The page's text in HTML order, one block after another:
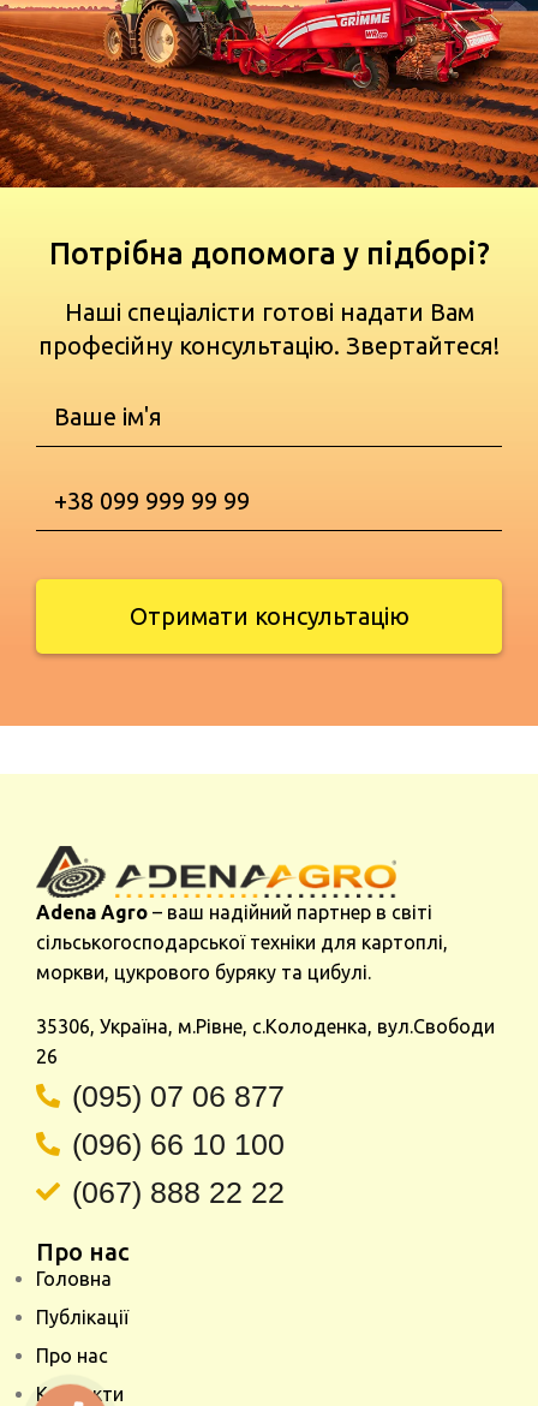
Потрібна допомога у підборі?
Наші спеціалісти готові надати Вам
професійну консультацію. Звертайтеся!
Отримати консультацію
Adena Agro – ваш надійний партнер в світі
сільськогосподарської техніки для картоплі,
моркви, цукрового буряку та цибулі.
35306, Україна, м.Рівне, с.Колоденка, вул.Свободи
26
(095) 07 06 877
(096) 66 10 100
(067) 888 22 22
Про нас
Головна
Публікації
Про нас
Контакти